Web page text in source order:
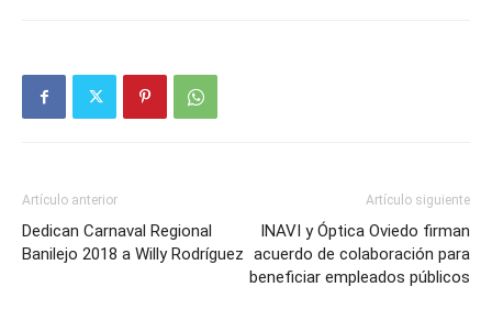
Artículo anterior
Dedican Carnaval Regional
Banilejo 2018 a Willy Rodríguez
Artículo siguiente
INAVI y Óptica Oviedo firman
acuerdo de colaboración para
beneficiar empleados públicos